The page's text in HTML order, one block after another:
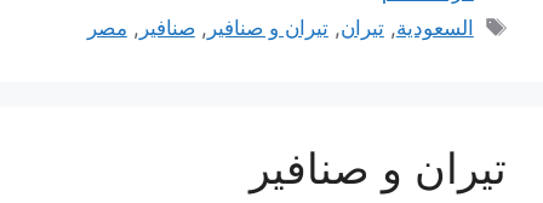
الوسوم
السعودية,تيران,تيران و صنافير ,صنافير , مصر
تيران و صنافير